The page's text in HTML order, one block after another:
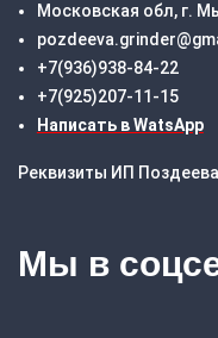
Московская обл, г.
+7(936)938-84-22
+7(925)207-11-15
Написать в WatsApp
Реквизиты ИП
Мы в